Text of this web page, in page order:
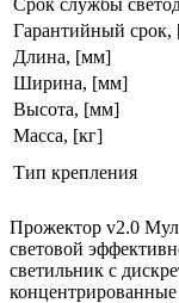
Гарантийный срок,
Длина, [мм]
Ширина, [мм]
Высота, [мм]
Масса, [кг]
Тип крепления
Прожектор v2.0
световой
светильник с